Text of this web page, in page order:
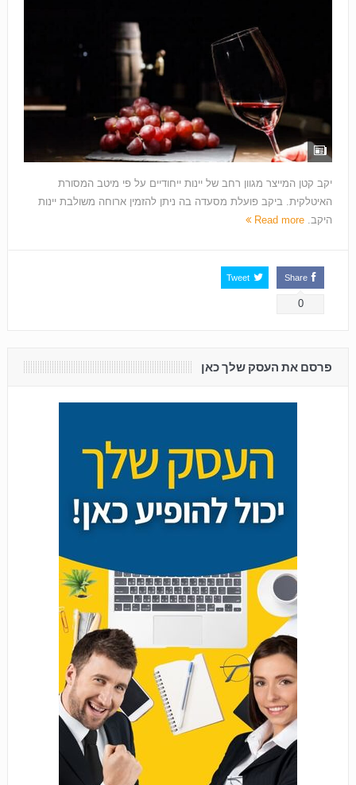
יקב קטן המייצר מגוון רחב של יינות ייחודיים על פי מיטב המסורת
האיטלקית. ביקב פועלת מסעדה בה ניתן להזמין ארוחה משולבת יינות
היקב. Read more
Share
0
Tweet
פרסם את העסק שלך כאן